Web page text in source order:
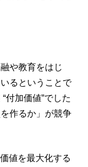
や教育をはじ
るということで
付加価値”でした
作るか」が競争
値を最大化する